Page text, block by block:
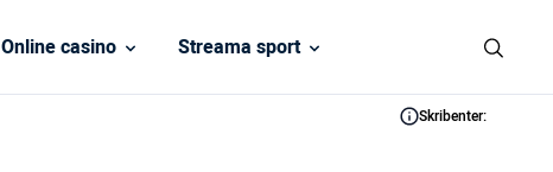
Online casino Streama sport
Skribenter: